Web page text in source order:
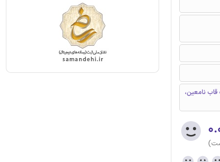
قاب نامعین،